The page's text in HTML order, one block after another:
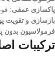
پاکسازی عمقی:
بازسازی و تقویت
فرمولاسیون بدون
ترکیبات